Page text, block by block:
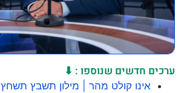
ערכים חדשים שנוספו : ⬇
אינו קולט מהר | מילון תשבץ תשחץ